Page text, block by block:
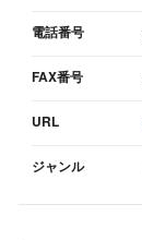
電話番号
FAX番号
URL
ジャンル